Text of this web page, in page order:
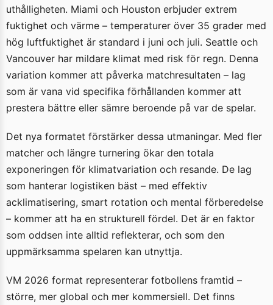
uthålligheten. Miami och Houston erbjuder extrem
fuktighet och värme – temperaturer över 35 grader med
hög luftfuktighet är standard i juni och juli. Seattle och
Vancouver har mildare klimat med risk för regn. Denna
variation kommer att påverka matchresultaten – lag
som är vana vid specifika förhållanden kommer att
prestera bättre eller sämre beroende på var de spelar.
Det nya formatet förstärker dessa utmaningar. Med fler
matcher och längre turnering ökar den totala
exponeringen för klimatvariation och resande. De lag
som hanterar logistiken bäst – med effektiv
acklimatisering, smart rotation och mental förberedelse
– kommer att ha en strukturell fördel. Det är en faktor
som oddsen inte alltid reflekterar, och som den
uppmärksamma spelaren kan utnyttja.
VM 2026 format representerar fotbollens framtid –
större, mer global och mer kommersiell. Det finns